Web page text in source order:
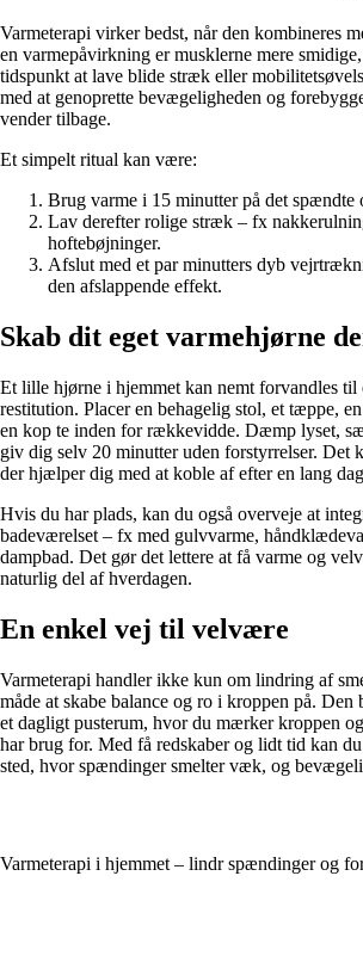
Varmeterapi virker bedst, når den kombineres
en varmepåvirkning er musklerne mere
tidspunkt at lave blide stræk eller
med at genoprette bevægeligheden og
vender tilbage.
Et simpelt ritual kan være:
Brug varme i 15 minutter på det spændte
Lav derefter rolige stræk – fx
hoftebøjninger.
Afslut med et par minutters dyb
den afslappende effekt.
Skab dit eget varmehjørne
Et lille hjørne i hjemmet kan nemt forvandles til
restitution. Placer en behagelig stol, et tæppe,
en kop te inden for rækkevidde. Dæmp lyset,
giv dig selv 20 minutter uden forstyrrelser. Det
der hjælper dig med at koble af efter en lang
Hvis du har plads, kan du også overveje at
badeværelset – fx med gulvvarme,
dampbad. Det gør det lettere at få varme og
naturlig del af hverdagen.
En enkel vej til velvære
Varmeterapi handler ikke kun om lindring af
måde at skabe balance og ro i kroppen på.
et dagligt pusterum, hvor du mærker kroppen
har brug for. Med få redskaber og lidt tid kan
sted, hvor spændinger smelter væk, og
Varmeterapi i hjemmet – lindr spændinger og